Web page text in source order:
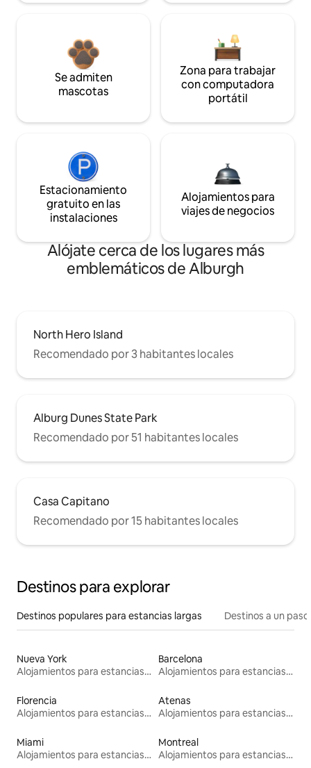
Se admiten
mascotas
Zona para trabajar
con computadora
portátil
Estacionamiento
gratuito en las
instalaciones
Alojamientos para
viajes de negocios
Alójate cerca de los lugares más
emblemáticos de Alburgh
North Hero Island
Recomendado por 3 habitantes locales
Alburg Dunes State Park
Recomendado por 51 habitantes locales
Casa Capitano
Recomendado por 15 habitantes locales
Destinos para explorar
Destinos populares para estancias largas Destinos a un
Nueva York
Alojamientos para estancias largas
Barcelona
Alojamientos para estancias largas
Florencia
Alojamientos para estancias largas
Atenas
Alojamientos para estancias largas
Miami
Alojamientos para estancias largas
Montreal
Alojamientos para estancias largas